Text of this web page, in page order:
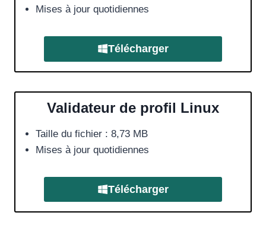
Mises à jour quotidiennes
Télécharger
Validateur de profil Linux
Taille du fichier : 8,73 MB
Mises à jour quotidiennes
Télécharger